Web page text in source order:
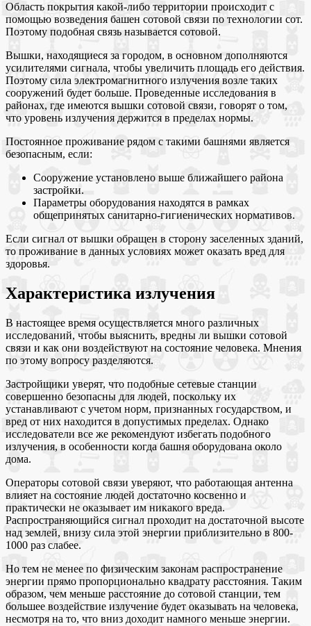
Область покрытия какой-либо территории происходит с
помощью возведения башен сотовой связи по технологии сот.
Поэтому подобная связь называется сотовой.
Вышки, находящиеся за городом, в основном дополняются
усилителями сигнала, чтобы увеличить площадь его действия.
Поэтому сила электромагнитного излучения возле таких
сооружений будет больше. Проведенные исследования в
районах, где имеются вышки сотовой связи, говорят о том,
что уровень излучения держится в пределах нормы.
Постоянное проживание рядом с такими башнями является
безопасным, если:
Сооружение установлено выше ближайшего района
застройки.
Параметры оборудования находятся в рамках
общепринятых санитарно-гигиенических нормативов.
Если сигнал от вышки обращен в сторону заселенных зданий,
то проживание в данных условиях может оказать вред для
здоровья.
Характеристика излучения
В настоящее время осуществляется много различных
исследований, чтобы выяснить, вредны ли вышки сотовой
связи и как они воздействуют на состояние человека. Мнения
по этому вопросу разделяются.
Застройщики уверят, что подобные сетевые станции
совершенно безопасны для людей, поскольку их
устанавливают с учетом норм, признанных государством, и
вред от них находится в допустимых пределах. Однако
исследователи все же рекомендуют избегать подобного
излучения, в особенности когда башня оборудована около
дома.
Операторы сотовой связи уверяют, что работающая антенна
влияет на состояние людей достаточно косвенно и
практически не оказывает им никакого вреда.
Распространяющийся сигнал проходит на достаточной высоте
над землей, внизу сила этой энергии приблизительно в 800-
1000 раз слабее.
Но тем не менее по физическим законам распространение
энергии прямо пропорционально квадрату расстояния. Таким
образом, чем меньше расстояние до сотовой станции, тем
большее воздействие излучение будет оказывать на человека,
несмотря на то, что вниз доходит намного меньше энергии.